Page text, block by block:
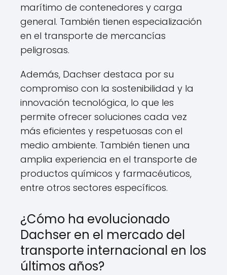
marítimo de contenedores y carga
general. También tienen especialización
en el transporte de mercancías
peligrosas.
Además, Dachser destaca por su
compromiso con la sostenibilidad y la
innovación tecnológica, lo que les
permite ofrecer soluciones cada vez
más eficientes y respetuosas con el
medio ambiente. También tienen una
amplia experiencia en el transporte de
productos químicos y farmacéuticos,
entre otros sectores específicos.
¿Cómo ha evolucionado
Dachser en el mercado del
transporte internacional en los
últimos años?